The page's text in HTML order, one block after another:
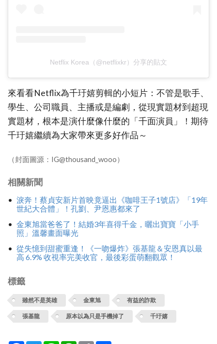
Netflix Korea（@netflixkr）分享的貼文
來看看Netflix為千玗嬉剪輯的小短片：不管是歌手、
學生、公司職員、主播或是編劇，從現實題材到超現
實題材，根本是演什麼像什麼的「千面演員」！期待
千玗嬉繼續為大家帶來更多好作品～
（封面圖源：IG@thousand_wooo）
相關新聞
淚奔！蔡貞安新片首映竟逼出《咖啡王子1號店》「19年
世紀大合體」！孔劉、尹恩惠都來了
金東旭當爸爸了！結婚3年喜得千金，曬出寶寶「小手
照」溫馨畫面曝光
從失憶到甜蜜重逢！《一吻爆炸》張基龍＆安恩真以最
高 6.9% 收視率完美收官，最後彩蛋萌翻觀眾！
標籤
雖然不是英雄 金東旭 有益的詐欺
張基龍 原本以為只是手機掉了 千玗嬉